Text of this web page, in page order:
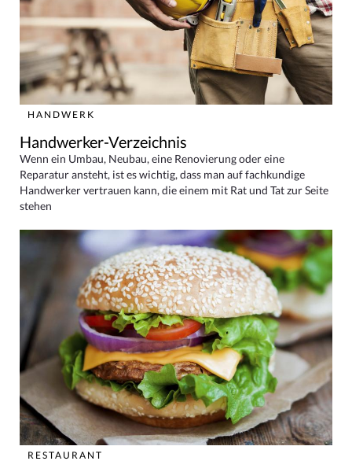
HANDWERK
Handwerker-Verzeichnis
Wenn ein Umbau, Neubau, eine Renovierung oder eine
Reparatur ansteht, ist es wichtig, dass man auf fachkundige
Handwerker vertrauen kann, die einem mit Rat und Tat zur Seite
stehen
RESTAURANT